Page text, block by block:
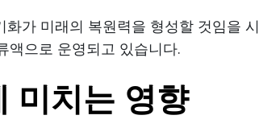
가 미래의 복원력을 형성할 것임을
액으로 운영되고 있습니다.
미치는 영향